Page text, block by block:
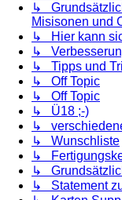
↳
Misisonen und
↳ Hier kann
↳
↳ Tipps und
↳ Off Topic
↳ Off Topic
↳ Ü18 ;-)
↳
↳ Wunschliste
↳
↳
↳ Statement